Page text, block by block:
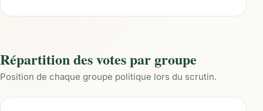
Répartition des votes par groupe
Position de chaque groupe politique lors du scrutin.